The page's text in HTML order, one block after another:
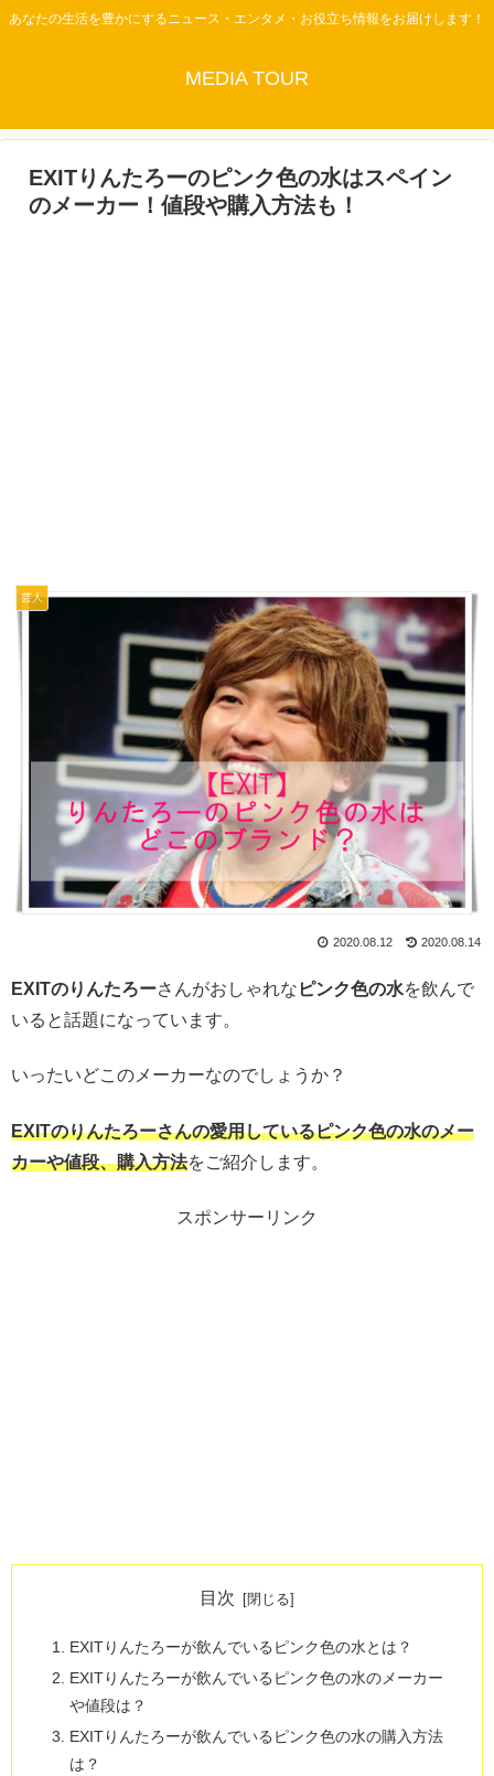
あなたの生活を豊かにするニュース・エンタメ・お役立ち情報をお届けします！
MEDIA TOUR
EXITりんたろーのピンク色の水はスペイン
のメーカー！値段や購入方法も！
芸人
2020.08.14
2020.08.12
EXITのりんたろーさんがおしゃれな ピンク色の水を飲んで
いると話題になっています。
いったいどこのメーカーなのでしょうか？
EXITのりんたろーさんの愛用しているピンク色の水のメー
カーや値段、購入方法をご紹介します。
スポンサーリンク
目次
EXITりんたろーが飲んでいるピンク色の水とは？
EXITりんたろーが飲んでいるピンク色の水のメーカー
や値段は？
EXITりんたろーが飲んでいるピンク色の水の購入方法
は？